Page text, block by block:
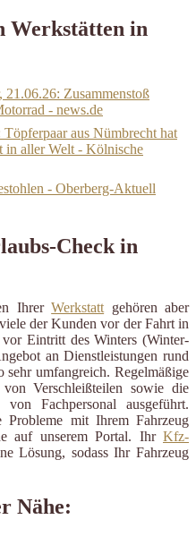
Werkstätten in
Zusammenstoß
- news.de
aus Nümbrecht hat
in aller Welt - Kölnische
- Oberberg-Aktuell
Check in
IhrerWerkstattgehören aber
der Kunden vor der Fahrt in
Eintritt des Winters (Winter-
an Dienstleistungen rund
umfangreich. Regelmäßige
von Verschleißteilen sowie die
Fachpersonal ausgeführt.
Probleme mit Ihrem Fahrzeug
auf unserem Portal. Ihr Kfz-
Lösung, sodass Ihr Fahrzeug
Nähe: